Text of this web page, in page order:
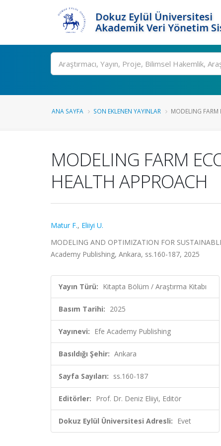
Dokuz Eylül Üniversitesi
Akademik Veri Yönetim
Ara
ANA SAYFA SON EKLENEN YAYINLAR MODELING
MODELING FARM
HEALTH APPROACH
Matur F., Eliiyi U.
MODELING AND OPTIMIZATION FOR
Academy Publishing, Ankara, ss.160-187, 2025
Yayın Türü: Kitapta Bölüm / Araştırma Kitabı
Basım Tarihi: 2025
Yayınevi: Efe Academy Publishing
Basıldığı Şehir: Ankara
Sayfa Sayıları: ss.160-187
Editörler: Prof. Dr. Deniz Eliiyi, Editör
Dokuz Eylül Üniversitesi Adresli: Evet